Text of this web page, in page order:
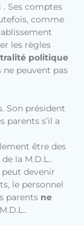
. Ses comptes
comme
les règles
politique
peuvent pas
Son président
parents s’il a
être des
la M.D.L..
devenir
le personnel
parents ne